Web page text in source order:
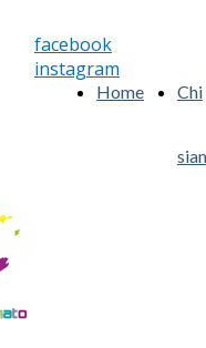
facebook
instagram
Home Chi